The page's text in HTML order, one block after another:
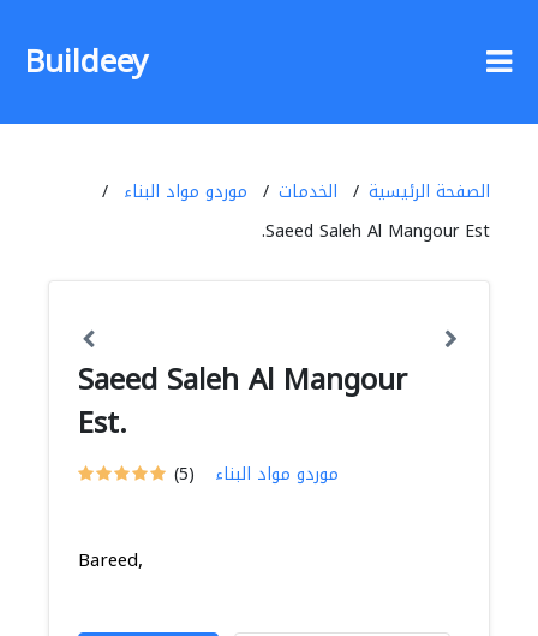
Buildeey
الصفحة الرئيسية الخدمات
موردو مواد البناء
Saeed Saleh Al Mangour Est.
Saeed Saleh Al Mangour
Est.
(5) موردو مواد البناء
Bareed,